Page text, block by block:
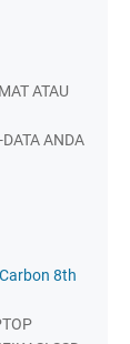
ATAU
ANDA
8th